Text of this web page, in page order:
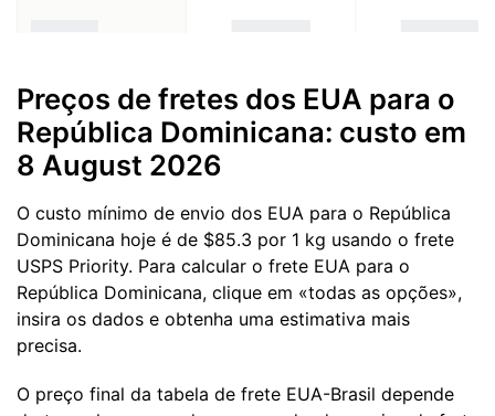
Preços de fretes dos EUA para o
República Dominicana: custo em
8 August 2026
O custo mínimo de envio dos EUA para o República
Dominicana hoje é de $85.3 por 1 kg usando o frete
USPS Priority. Para calcular o frete EUA para o
República Dominicana, clique em «todas as opções»,
insira os dados e obtenha uma estimativa mais
precisa.
O preço final da tabela de frete EUA-Brasil depende